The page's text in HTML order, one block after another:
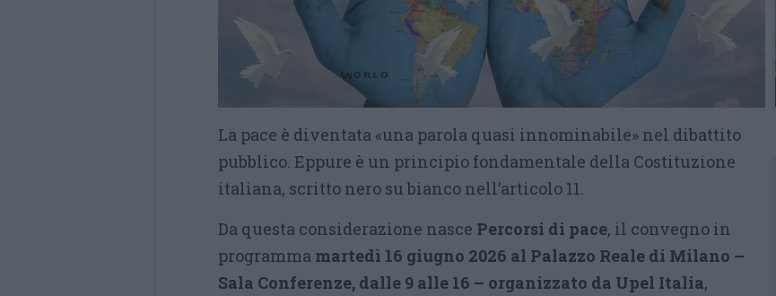
La pace è diventata «una parola quasi innominabile» nel dibattito
pubblico. Eppure è un principio fondamentale della Costituzione
italiana, scritto nero su bianco nell’articolo 11.
Da questa considerazione nasce Percorsi di pace, il convegno in
programma martedì 16 giugno 2026 al Palazzo Reale di Milano –
Sala Conferenze, dalle 9 alle 16 – organizzato da Upel Italia,